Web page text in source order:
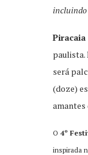
incluindo
paulista.
será
(doze)
amantes
O 4º
inspirada